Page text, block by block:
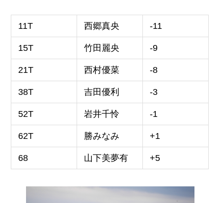
11T 西郷真央 -11
15T 竹田麗央 -9
21T 西村優菜 -8
38T 吉田優利 -3
52T 岩井千怜 -1
62T 勝みなみ +1
68 山下美夢有 +5